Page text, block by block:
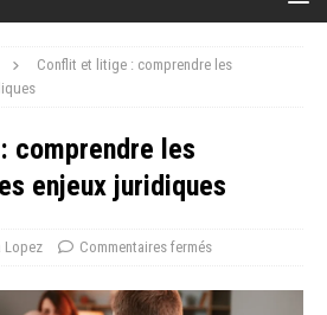
Conflit et litige : comprendre les
comprendre les
enjeux juridiques
Lopez Commentaires fermés